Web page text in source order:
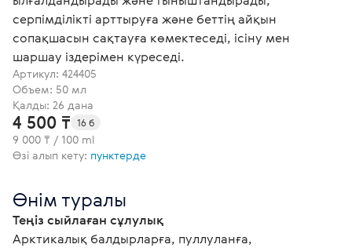
серпімділікті арттыруға және беттің айқын
сопақшасын сақтауға көмектеседі, ісіну мен
шаршау іздерімен күреседі.
Артикул: 424405
Объем: 50 мл
Қалды: 26 дана
4 500 ₸ 16 б
9 000 ₸ / 100 ml
Өзі алып кету: пунктерде
Өнім туралы
Теңіз сыйлаған сұлулық
Арктикалық балдырларға, пуллуланға,